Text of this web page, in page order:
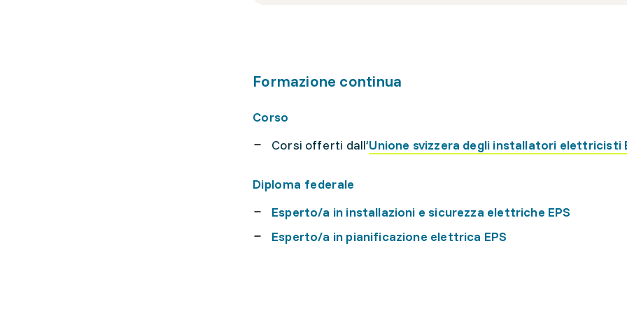
Formazione continua
Corso
Corsi offerti dall’Unione svizzera degli installatori elettricisti
Diploma federale
Esperto/a in installazioni e sicurezza elettriche EPS
Esperto/a in pianificazione elettrica EPS